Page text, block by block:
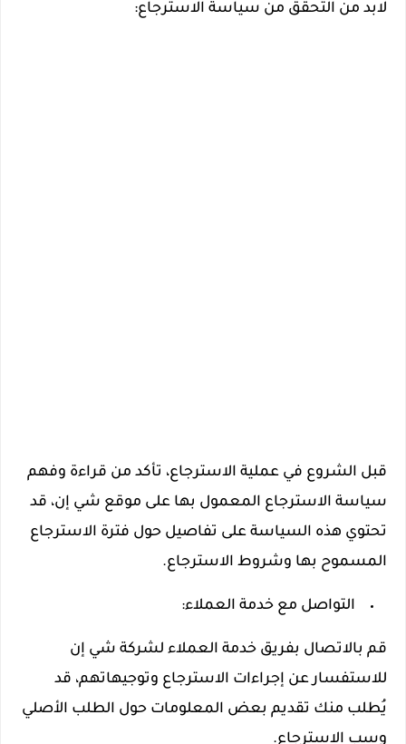
لابد من التحقق من سياسة الاسترجاع:
قبل الشروع في عملية الاسترجاع، تأكد من قراءة وفهم
سياسة الاسترجاع المعمول بها على موقع شي إن، قد
تحتوي هذه السياسة على تفاصيل حول فترة الاسترجاع
المسموح بها وشروط الاسترجاع.
التواصل مع خدمة العملاء:
قم بالاتصال بفريق خدمة العملاء لشركة شي إن
للاستفسار عن إجراءات الاسترجاع وتوجيهاتهم، قد
يُطلب منك تقديم بعض المعلومات حول الطلب الأصلي
وسب الاسترجاع.